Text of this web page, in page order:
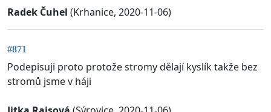
Radek Čuhel (Krhanice, 2020-11-06)
#871
Podepisuji proto protože stromy dělají kyslík takže bez
stromů jsme v háji